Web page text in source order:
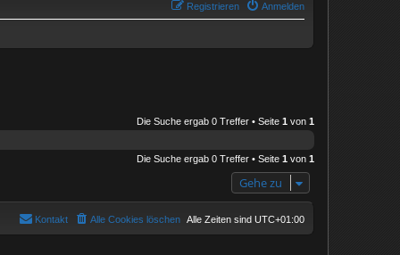
Anmelden
Registrieren
Die Suche ergab 0 Treffer • Seite 1 von 1
Die Suche ergab 0 Treffer • Seite 1 von 1
Gehe zu
Alle Zeiten sind UTC+01:00
Alle Cookies löschen
Kontakt